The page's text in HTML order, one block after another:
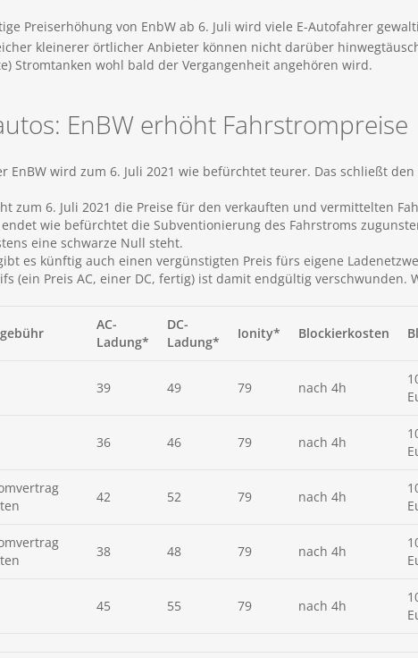
Preiserhöhung von EnbW ab 6. Juli wird viele E-Autofahrer
kleinerer örtlicher Anbieter können nicht darüber
Stromtanken wohl bald der Vergangenheit angehören wird.
EnBW erhöht Fahrstrompreise
wird zum 6. Juli 2021 wie befürchtet teurer. Das schließt den
zum 6. Juli 2021 die Preise für den verkauften und vermittelten
wie befürchtet die Subventionierung des Fahrstroms
eine schwarze Null steht.
es künftig auch einen vergünstigten Preis fürs eigene
(ein Preis AC, einer DC, fertig) ist damit endgültig verschwunden.
AC-
Ladung*
DC-
Ladung*
Ionity* Blockierkosten
39 49 79 nach 4h
36 46 79 nach 4h
42 52 79 nach 4h
38 48 79 nach 4h
45 55 79 nach 4h